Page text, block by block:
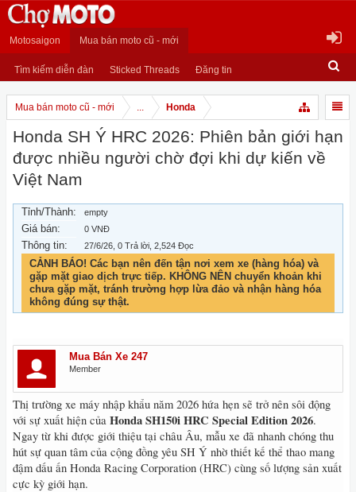
Motosaigon Mua bán moto cũ - mới
Tìm kiếm diễn đàn Sticked Threads Đăng tin
Mua bán moto cũ - mới ... Honda
Honda SH Ý HRC 2026: Phiên bản giới hạn
được nhiều người chờ đợi khi dự kiến về
Việt Nam
Tỉnh/Thành: empty
Giá bán: 0 VNĐ
Thông tin: 27/6/26 , 0 Trả lời, 2,524 Đọc
CẢNH BÁO! Các bạn nên đến tận nơi xem xe (hàng hóa) và
gặp mặt giao dịch trực tiếp. KHÔNG NÊN chuyển khoản khi
chưa gặp mặt, tránh trường hợp lừa đảo và nhận hàng hóa
không đúng sự thật.
Mua Bán Xe 247
Member
Thị trường xe máy nhập khẩu năm 2026 hứa hẹn sẽ trở nên sôi động
với sự xuất hiện của Honda SH150i HRC Special Edition 2026.
Ngay từ khi được giới thiệu tại châu Âu, mẫu xe đã nhanh chóng thu
hút sự quan tâm của cộng đồng yêu SH Ý nhờ thiết kế thể thao mang
đậm dấu ấn Honda Racing Corporation (HRC) cùng số lượng sản xuất
cực kỳ giới hạn.